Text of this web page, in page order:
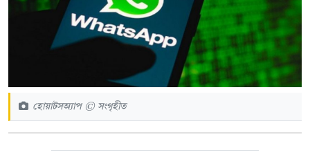
হোয়াটসঅ্যাপ © সংগৃহীত